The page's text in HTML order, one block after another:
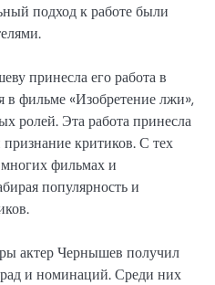
подход к работе были
принесла его работа в
в фильме «Изобретение лжи»,
ролей. Эта работа принесла
критиков. С тех
фильмах и
популярность и
актер Чернышев получил
и номинаций. Среди них